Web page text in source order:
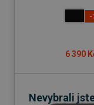
6 390
Nevybrali